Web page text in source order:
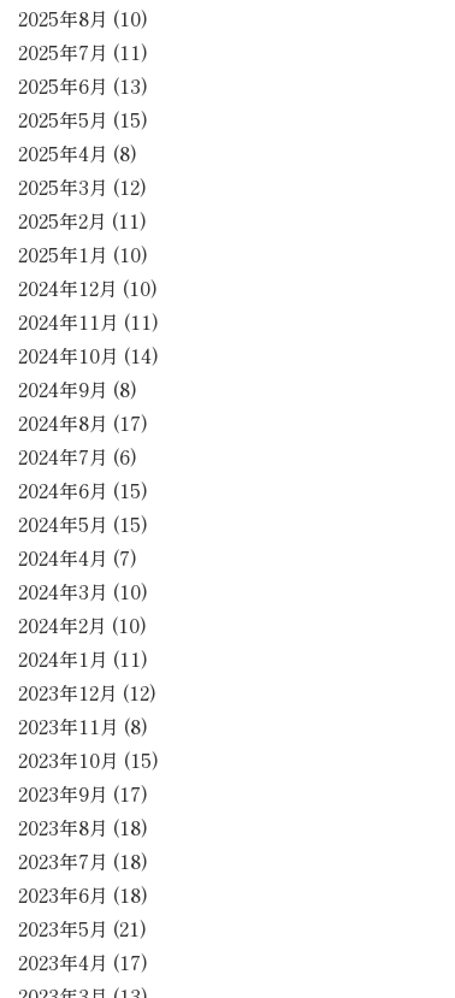
2025年8月 (10)
2025年7月 (11)
2025年6月 (13)
2025年5月 (15)
2025年4月 (8)
2025年3月 (12)
2025年2月 (11)
2025年1月 (10)
2024年12月 (10)
2024年11月 (11)
2024年10月 (14)
2024年9月 (8)
2024年8月 (17)
2024年7月 (6)
2024年6月 (15)
2024年5月 (15)
2024年4月 (7)
2024年3月 (10)
2024年2月 (10)
2024年1月 (11)
2023年12月 (12)
2023年11月 (8)
2023年10月 (15)
2023年9月 (17)
2023年8月 (18)
2023年7月 (18)
2023年6月 (18)
2023年5月 (21)
2023年4月 (17)